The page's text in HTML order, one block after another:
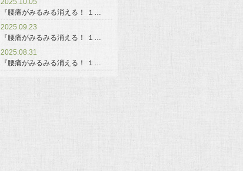
2025.10.05
『腰痛がみるみる消える！ １…
2025.09.23
『腰痛がみるみる消える！ １…
2025.08.31
『腰痛がみるみる消える！ １…